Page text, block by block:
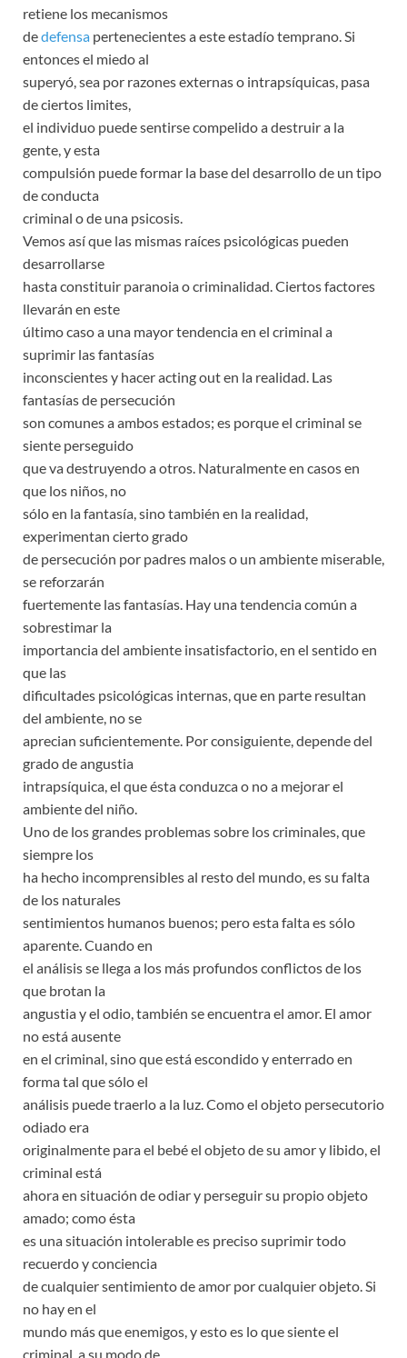
retiene los mecanismos
dedefensa pertenecientes a este estadío temprano. Si
entonces el miedo al
superyó, sea por razones externas o intrapsíquicas, pasa
de ciertos limites,
el individuo puede sentirse compelido a destruir a la
gente, y esta
compulsión puede formar la base del desarrollo de un tipo
de conducta
criminal o de una psicosis.
Vemos así que las mismas raíces psicológicas pueden
desarrollarse
hasta constituir paranoia o criminalidad. Ciertos factores
llevarán en este
último caso a una mayor tendencia en el criminal a
suprimir las fantasías
inconscientes y hacer acting out en la realidad. Las
fantasías de persecución
son comunes a ambos estados; es porque el criminal se
siente perseguido
que va destruyendo a otros. Naturalmente en casos en
que los niños, no
sólo en la fantasía, sino también en la realidad,
experimentan cierto grado
de persecución por padres malos o un ambiente miserable,
se reforzarán
fuertemente las fantasías. Hay una tendencia común a
sobrestimar la
importancia del ambiente insatisfactorio, en el sentido en
que las
dificultades psicológicas internas, que en parte resultan
del ambiente, no se
aprecian suficientemente. Por consiguiente, depende del
grado de angustia
intrapsíquica, el que ésta conduzca o no a mejorar el
ambiente del niño.
Uno de los grandes problemas sobre los criminales, que
siempre los
ha hecho incomprensibles al resto del mundo, es su falta
de los naturales
sentimientos humanos buenos; pero esta falta es sólo
aparente. Cuando en
el análisis se llega a los más profundos conflictos de los
que brotan la
angustia y el odio, también se encuentra el amor. El amor
no está ausente
en el criminal, sino que está escondido y enterrado en
forma tal que sólo el
análisis puede traerlo a la luz. Como el objeto persecutorio
odiado era
originalmente para el bebé el objeto de su amor y libido, el
criminal está
ahora en situación de odiar y perseguir su propio objeto
amado; como ésta
es una situación intolerable es preciso suprimir todo
recuerdo y conciencia
de cualquier sentimiento de amor por cualquier objeto. Si
no hay en el
mundo más que enemigos, y esto es lo que siente el
criminal, a su modo de